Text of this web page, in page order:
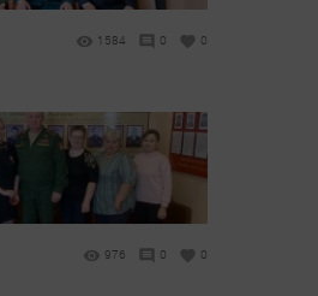
1584 0 0
976 0 0